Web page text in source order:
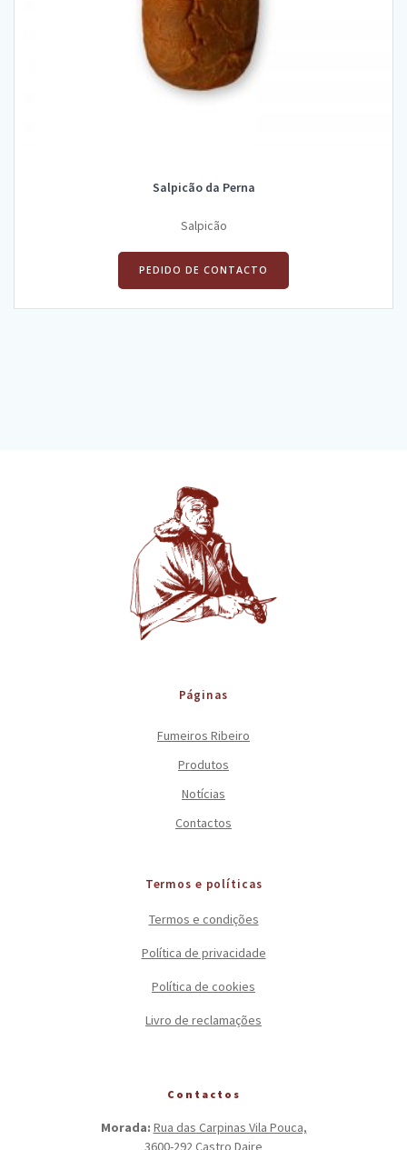
Salpicão da Perna
Salpicão
PEDIDO DE CONTACTO
Páginas
Fumeiros Ribeiro
Produtos
Notícias
Contactos
Termos e políticas
Termos e condições
Política de privacidade
Política de cookies
Livro de reclamações
Contactos
Morada: Rua das Carpinas Vila Pouca,
3600-292 Castro Daire